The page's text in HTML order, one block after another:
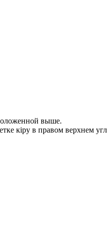
выше.
кіру в правом верхнем